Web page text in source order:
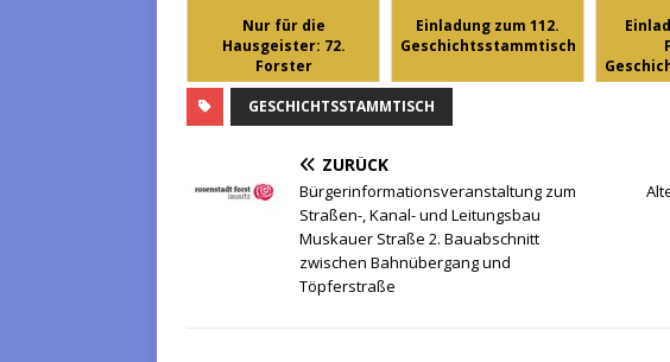
Nur für die
Hausgeister: 72.
Forster
Geschichtssta...
Einladung zum 112.
Geschichtsstammtisch
GESCHICHTSSTAMMTISCH
ZURÜCK
Bürgerinformationsveranstaltung zum
Straßen-, Kanal- und Leitungsbau
Muskauer Straße 2. Bauabschnitt
zwischen Bahnübergang und
Töpferstraße